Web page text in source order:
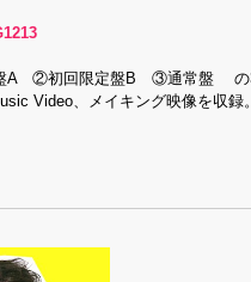
盤A ②初回限定盤B ③通常盤 の3
Video、メイキング映像を収録